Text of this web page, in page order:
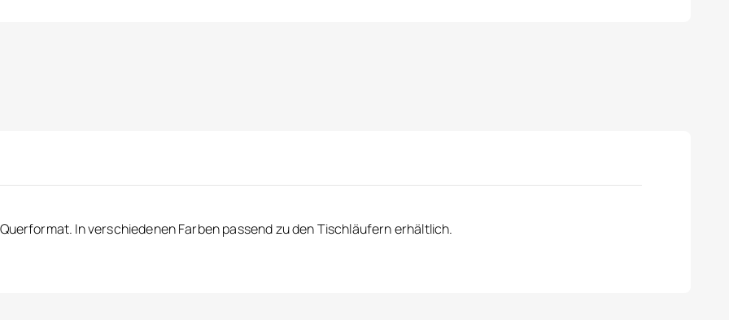
In verschiedenen Farben passend zu den Tischläufern erhältlich.